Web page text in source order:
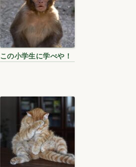
この小学生に学べや！